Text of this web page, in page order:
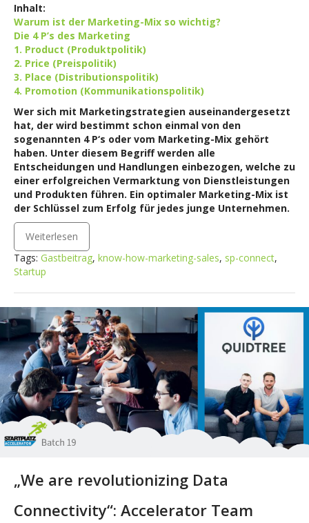
Inhalt:
Warum ist der Marketing-Mix so wichtig?
Die 4 P’s des Marketing
1. Product (Produktpolitik)
2. Price (Preispolitik)
3. Place (Distributionspolitik)
4. Promotion (Kommunikationspolitik)
Wer sich mit Marketingstrategien auseinandergesetzt
hat, der wird bestimmt schon einmal von den
sogenannten 4 P‘s oder vom Marketing-Mix gehört
haben. Unter diesem Begriff werden alle
Entscheidungen und Handlungen einbezogen, welche zu
einer erfolgreichen Vermarktung von Dienstleistungen
und Produkten führen. Ein optimaler Marketing-Mix ist
der Schlüssel zum Erfolg für jedes junge Unternehmen.
Weiterlesen
Tags: Gastbeitrag, know-how-marketing-sales, sp-connect,
Startup
„We are revolutionizing Data
Connectivity“: Accelerator Team